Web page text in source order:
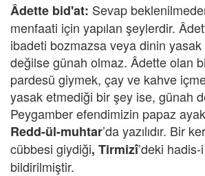
Âdette bid'at: Sevap
menfaati için yapılan şeylerdir.
ibadeti bozmazsa veya dinin
değilse günah olmaz. Âdette olan
pardesü giymek, çay ve kahve
yasak etmediği bir şey ise, günah
Peygamber efendimizin papaz
Redd-ül-muhtar’da yazılıdır. Bir
cübbesi giydiği, Tirmizî’deki
bildirilmiştir.